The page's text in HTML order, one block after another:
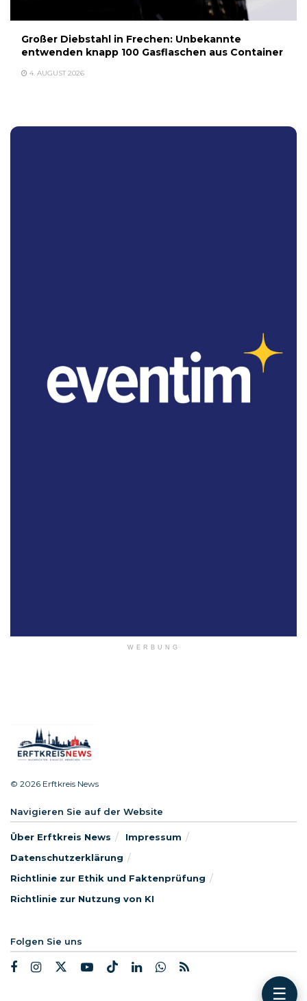
Großer Diebstahl in Frechen: Unbekannte
entwenden knapp 100 Gasflaschen aus Container
4. AUGUST 2026
WERBUNG
© 2026 Erftkreis News
Navigieren Sie auf der Website
Über Erftkreis News
Impressum
Datenschutzerklärung
Richtlinie zur Ethik und Faktenprüfung
Richtlinie zur Nutzung von KI
Folgen Sie uns
☰